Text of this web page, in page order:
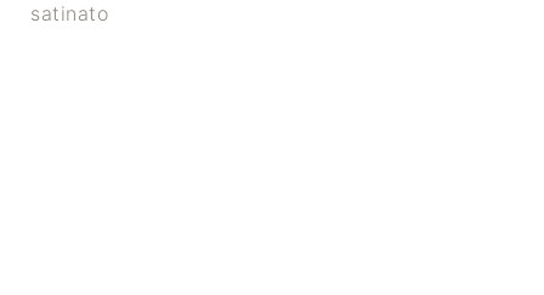
satinato